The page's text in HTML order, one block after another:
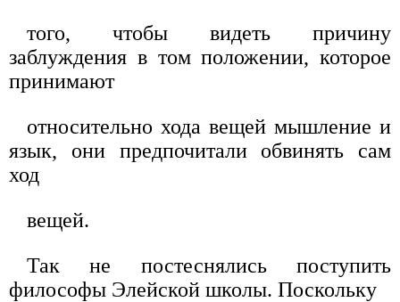
того, чтобы видеть причину
заблуждения в том положении, которое
принимают
относительно хода вещей мышление и
язык, они предпочитали обвинять сам
ход
вещей.
Так не постеснялись поступить
философы Элейской школы. Поскольку